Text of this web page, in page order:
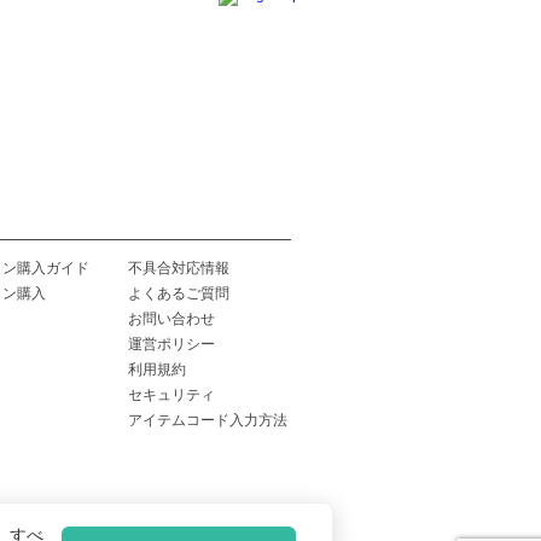
すべ
購入ガイド
購入
不具合対応情報
よくあるご質問
お問い合わせ
運営ポリシー
利用規約
セキュリティ
アイテムコード入力方法